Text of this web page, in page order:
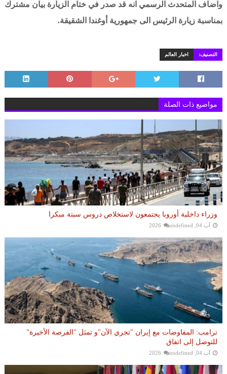
واضاف المتحدث الرسمي انه قد صدر في ختام الزيارة بيان مشترك
بمناسبة زيارة الرئيس الى جمهورية أوغندا الشقيقة.
التصنيف: اخبار العالم
مواضيع ذات الصلة
وزراء داخلية أوروبا يجتمعون لاستخلاص دروس سبتة مبكرا
آب 04, 2026 undefined
ترامب: المفاوضات مع إيران "تجري الآن"و تمثل "الفرصة الأخيرة"
للتوصل إلى اتفاق
آب 04, 2026 undefined